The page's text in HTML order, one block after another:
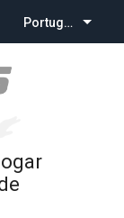
Português